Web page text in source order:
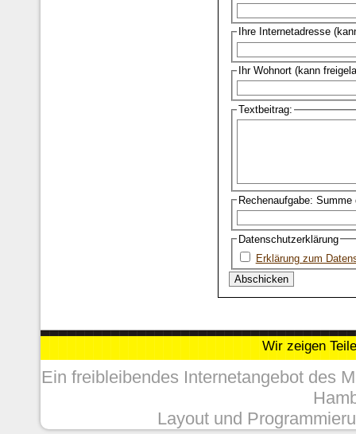
Ihre Internetadresse
Ihr Wohnort (kann
Textbeitrag:
Rechenaufgabe:
Datenschutzerklärung
Erklärung zum
Wir zeigen
Ein freibleibendes Internetangebot des
Layout und